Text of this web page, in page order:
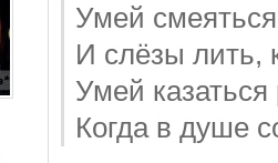
Умей
И слёзы лить,
Умей
Когда в душе